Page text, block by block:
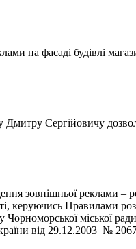
на фасаді будівлі
Сергійовичу
зовнішньої реклами
керуючись Правилами
міської
від 29.12.2003 №